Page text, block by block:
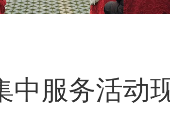
中服务活动